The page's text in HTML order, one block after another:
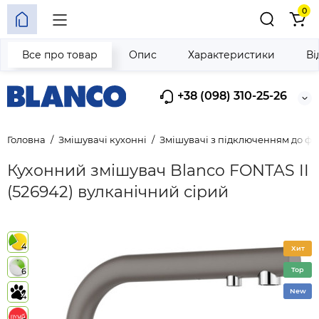
+38 (098) 310-25-26
0
Головна Змішувачі кухонні Змішувачі з підключенням до
Кухонний змішувач Blanco FONTAS II
(526942) вулканічний сірий
Все про товар Опис Характеристики
4
6
4
Хит
Top
New